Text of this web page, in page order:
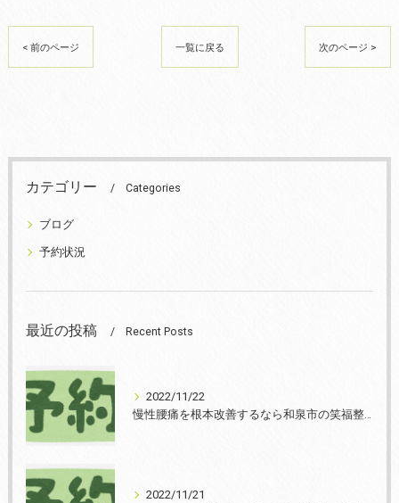
< 前のページ 一覧に戻る 次のページ >
カテゴリー Categories
ブログ
予約状況
最近の投稿 Recent Posts
2022/11/22
慢性腰痛を根本改善するなら和泉市の笑福整骨院【2022年11月22日の予約状況】
2022/11/21